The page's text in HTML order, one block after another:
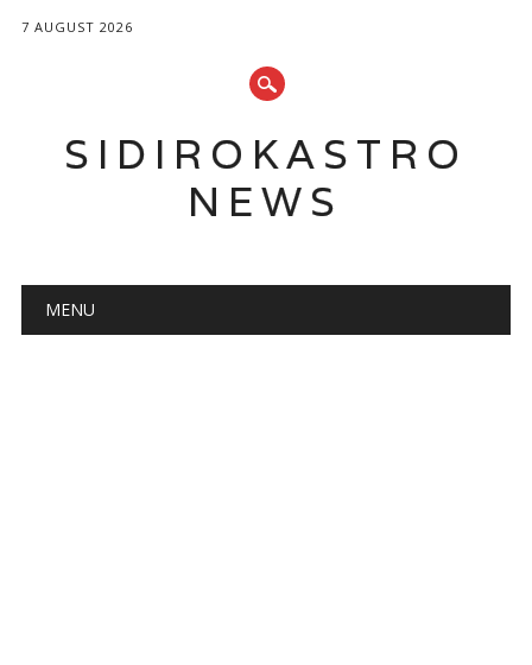
7 AUGUST 2026
SIDIROKASTRO
NEWS
Main menu
MENU